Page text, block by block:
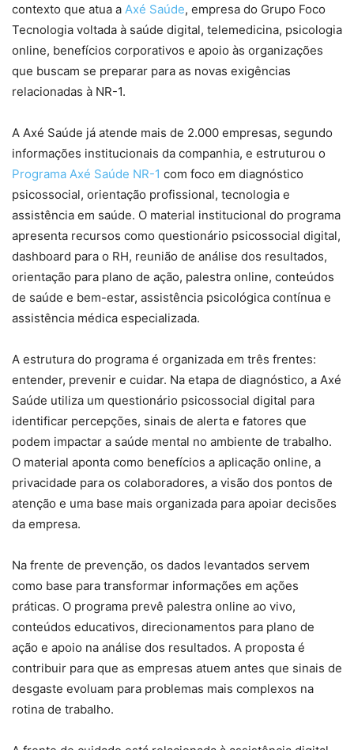
contexto que atua a Axé Saúde, empresa do Grupo Foco
Tecnologia voltada à saúde digital, telemedicina, psicologia
online, benefícios corporativos e apoio às organizações
que buscam se preparar para as novas exigências
relacionadas à NR-1.
A Axé Saúde já atende mais de 2.000 empresas, segundo
informações institucionais da companhia, e estruturou o
Programa Axé Saúde NR-1 com foco em diagnóstico
psicossocial, orientação profissional, tecnologia e
assistência em saúde. O material institucional do programa
apresenta recursos como questionário psicossocial digital,
dashboard para o RH, reunião de análise dos resultados,
orientação para plano de ação, palestra online, conteúdos
de saúde e bem-estar, assistência psicológica contínua e
assistência médica especializada.
A estrutura do programa é organizada em três frentes:
entender, prevenir e cuidar. Na etapa de diagnóstico, a Axé
Saúde utiliza um questionário psicossocial digital para
identificar percepções, sinais de alerta e fatores que
podem impactar a saúde mental no ambiente de trabalho.
O material aponta como benefícios a aplicação online, a
privacidade para os colaboradores, a visão dos pontos de
atenção e uma base mais organizada para apoiar decisões
da empresa.
Na frente de prevenção, os dados levantados servem
como base para transformar informações em ações
práticas. O programa prevê palestra online ao vivo,
conteúdos educativos, direcionamentos para plano de
ação e apoio na análise dos resultados. A proposta é
contribuir para que as empresas atuem antes que sinais de
desgaste evoluam para problemas mais complexos na
rotina de trabalho.